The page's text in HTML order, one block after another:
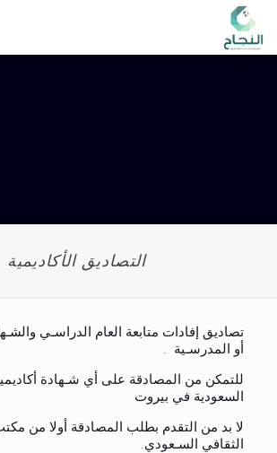
التصاديق الأكاديمية
تصاديق إفادات متابعة العام الدراسـي
أو المدرسـية .
للتمكن من المصادقة على أي شـهادة
السعودية في بيروت
لا بد من التقدم بطلب المصادقة أولا من
الثقافي السـعودي.